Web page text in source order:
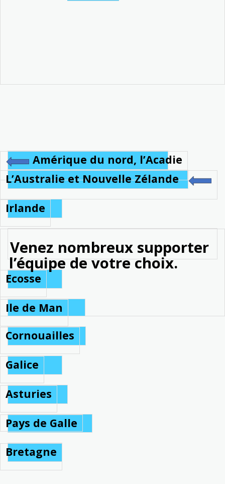
Amérique du nord, l’Acadie
L’Australie et Nouvelle Zélande
Irlande
nombreux supporter
l’équipe de votre choix.
Ecosse
Ile de Man
Cornouailles
Galice
Asturies
Pays de Galle
Bretagne